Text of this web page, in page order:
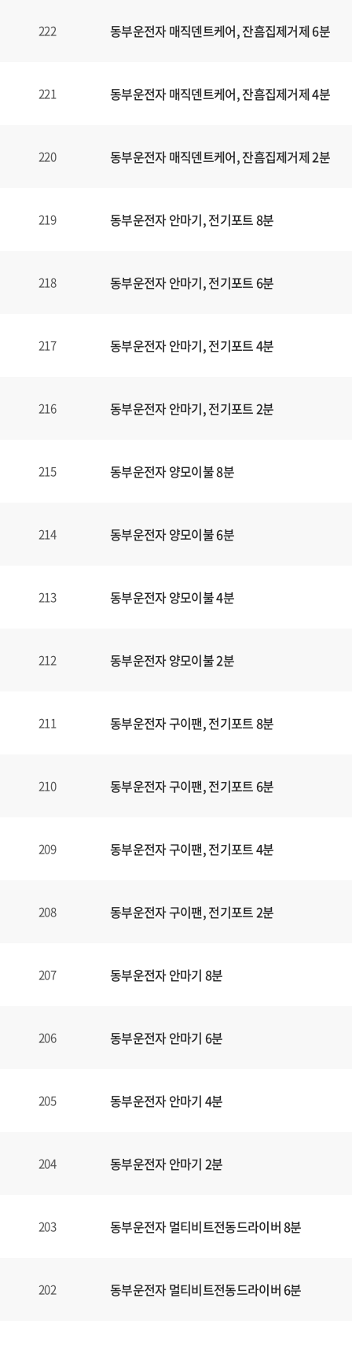
222 동부운전자 매직덴트케어, 잔흠집제거제 6분
221 동부운전자 매직덴트케어, 잔흠집제거제 4분
220 동부운전자 매직덴트케어, 잔흠집제거제 2분
219 동부운전자 안마기, 전기포트 8분
218 동부운전자 안마기, 전기포트 6분
217 동부운전자 안마기, 전기포트 4분
216 동부운전자 안마기, 전기포트 2분
215 동부운전자 양모이불 8분
214 동부운전자 양모이불 6분
213 동부운전자 양모이불 4분
212 동부운전자 양모이불 2분
211 동부운전자 구이팬, 전기포트 8분
210 동부운전자 구이팬, 전기포트 6분
209 동부운전자 구이팬, 전기포트 4분
208 동부운전자 구이팬, 전기포트 2분
207 동부운전자 안마기 8분
206 동부운전자 안마기 6분
205 동부운전자 안마기 4분
204 동부운전자 안마기 2분
203 동부운전자 멀티비트전동드라이버 8분
202 동부운전자 멀티비트전동드라이버 6분